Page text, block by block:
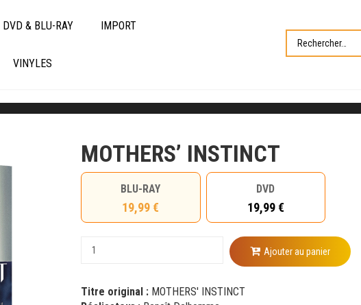
DVD & BLU-RAY IMPORT
VINYLES
MOTHERS’ INSTINCT
BLU-RAY
19,99 €
DVD
19,99 €
Ajouter au panier
Titre original : MOTHERS' INSTINCT